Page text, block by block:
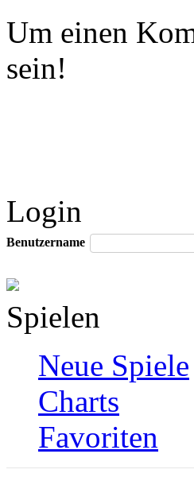
Um einen
sein!
Login
Benutzername
Spielen
Neue Spiele
Charts
Favoriten